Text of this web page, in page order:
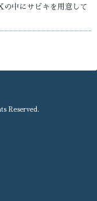
中にサビキを用意して
Reserved.